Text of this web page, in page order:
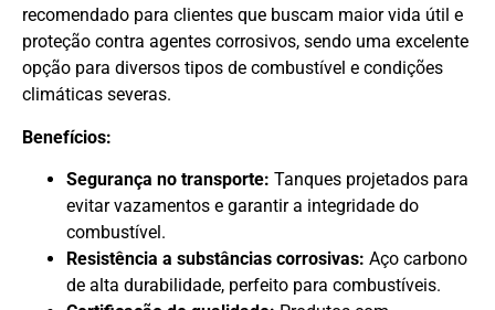
recomendado para clientes que buscam maior vida útil e
proteção contra agentes corrosivos, sendo uma excelente
opção para diversos tipos de combustível e condições
climáticas severas.
Benefícios:
Segurança no transporte: Tanques projetados para
evitar vazamentos e garantir a integridade do
combustível.
Resistência a substâncias corrosivas: Aço carbono
de alta durabilidade, perfeito para combustíveis.